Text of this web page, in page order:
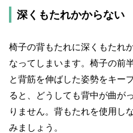
深くもたれかからない
椅子の背もたれに深くもたれ
なってしまいます。椅子の前
と背筋を伸ばした姿勢をキー
ると、どうしても背中が曲が
りません。背もたれを使用し
みましょう。